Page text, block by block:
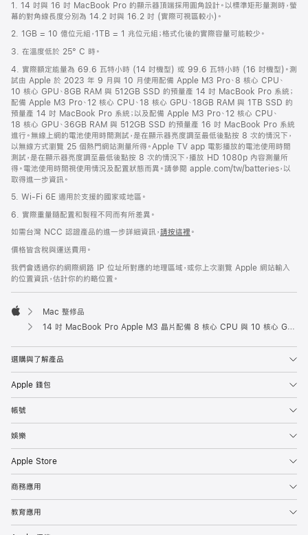
腳
腳
1. 14 吋與 16 吋 MacBook Pro 的顯示器頂端採用圓角設計。以標準矩形量測時，螢
幕的對角線長度分別為 14.2 吋與 16.2 吋 (實際可視區較小)。
2. 1GB = 10 億位元組，1TB = 1 兆位元組；格式化後的實際容量可能較少。
3. 在溫度低於 25° C 時。
4. 實際額定能量為 69.6 瓦特小時 (14 吋機型) 或 99.6 瓦特小時 (16 吋機型)。測
試由 Apple 於 2023 年 9 月與 10 月使用配備 Apple M3 Pro、8 核心 CPU、
10 核心 GPU、8GB RAM 與 512GB SSD 的預量產 14 吋 MacBook Pro 系統；
配備 Apple M3 Pro、12 核心 CPU、18 核心 GPU、18GB RAM 與 1TB SSD 的
預量產 14 吋 MacBook Pro 系統；以及配備 Apple M3 Pro、12 核心 CPU、
18 核心 GPU、36GB RAM 與 512GB SSD 的預量產 16 吋 MacBook Pro 系統
進行。無線上網的電池使用時間測試，是在顯示器亮度調至最低後點按 8 次的情況下，
以無線方式瀏覽 25 個熱門網站測量所得。Apple TV app 電影播放的電池使用時間
測試，是在顯示器亮度調至最低後點按 8 次的情況下，播放 HD 1080p 內容測量所
得。電池使用時間視使用情況及配置狀態而異。請參閱 apple.com/tw/batteries，以
取得進一步資訊。
5. Wi-Fi 6E 適用於支援的國家或地區。
6. 實際重量隨配置和製程不同而有所差異。
如需台灣 NCC 認證產品的進一步詳細資訊，請按這裡 。
價格皆含稅與運送費用。
我們會透過你的網際網路 IP 位址所對應的地理區域，或你上次瀏覽 Apple 網站輸入
的位置資訊，估計你的約略位置。
Apple
Mac 整修品
14 吋 MacBook Pro Apple M3 晶片配備 8 核心 CPU 與 10 核心 GPU - 太空灰色 (整修品)
選購與了解產品
Apple 錢包
帳號
娛樂
Apple Store
商務應用
教育應用